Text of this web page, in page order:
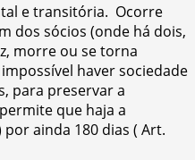
e transitória. Ocorre
dos sócios (onde há dois,
morre ou se torna
haver sociedade
para preservar a
que haja a
ainda 180 dias ( Art.